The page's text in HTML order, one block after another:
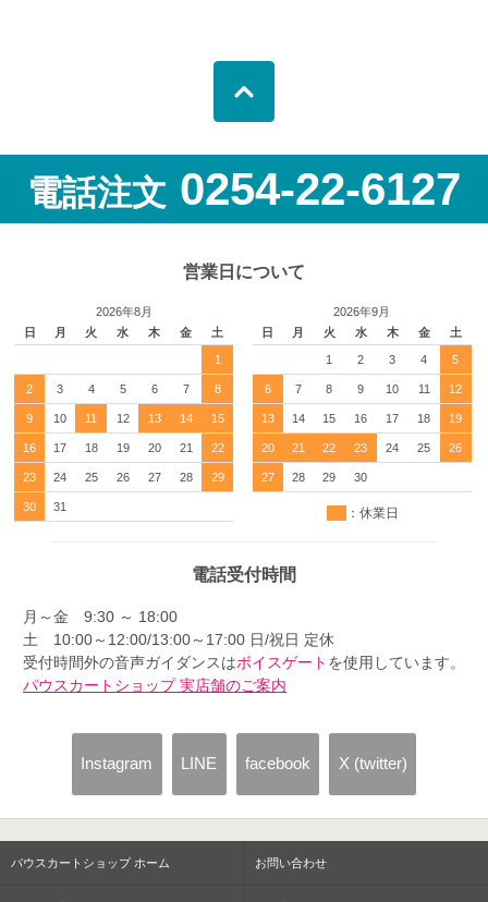
電話注文 0254-22-6127
営業日について
2026年8月
日
月 火 水 木 金 土
1
2 3 4 5 6 7 8
9 10 11 12 13 14 15
16 17 18 19 20 21 22
23 24 25 26 27 28 29
30 31
2026年9月
日
月 火 水 木 金 土
1 2 3 4 5
6 7 8 9 10 11 12
13 14 15 16 17 18 19
20 21 22 23 24 25 26
27 28 29 30
：休業日
電話受付時間
月～金 9:30 ～ 18:00
土 10:00～12:00/13:00～17:00 日/祝日 定休
受付時間外の音声ガイダンスはボイスゲート を使用しています。
パウスカートショップ 実店舗のご案内
Instagram LINE facebook X (twitter)
パウスカートショップ ホーム お問い合わせ